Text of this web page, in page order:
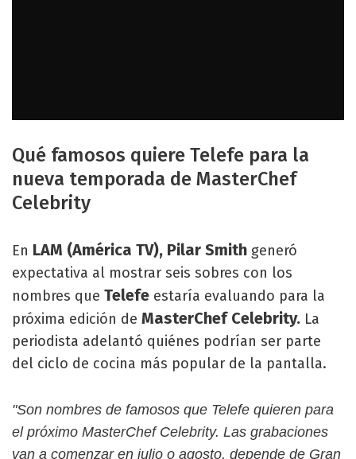
Qué famosos quiere Telefe para la
nueva temporada de MasterChef
Celebrity
En LAM (América TV), Pilar Smith generó
expectativa al mostrar seis sobres con los
nombres que Telefe estaría evaluando para la
próxima edición de MasterChef Celebrity. La
periodista adelantó quiénes podrían ser parte
del ciclo de cocina más popular de la pantalla.
"Son nombres de famosos que Telefe quieren para
el próximo MasterChef Celebrity. Las grabaciones
van a comenzar en julio o agosto, depende de Gran